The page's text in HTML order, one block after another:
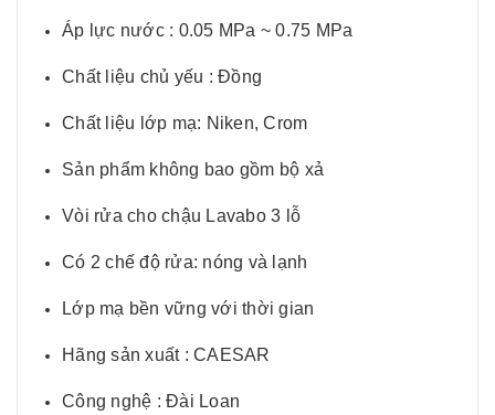
Áp lực nước : 0.05 MPa ~ 0.75 MPa
Chất liệu chủ yếu : Đồng
Chất liệu lớp mạ: Niken, Crom
Sản phẩm không bao gồm bộ xả
Vòi rửa cho chậu Lavabo 3 lỗ
Có 2 chế độ rửa: nóng và lạnh
Lớp mạ bền vững với thời gian
Hãng sản xuất : CAESAR
Công nghệ : Đài Loan